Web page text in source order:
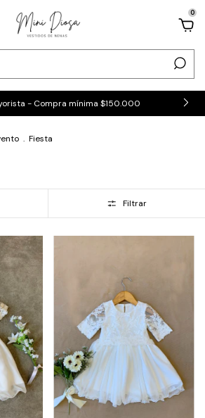
0
- Compra mínima $150.000
. Fiesta
Filtrar